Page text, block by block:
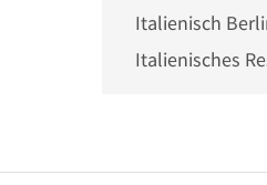
Italienisch
Italienisches